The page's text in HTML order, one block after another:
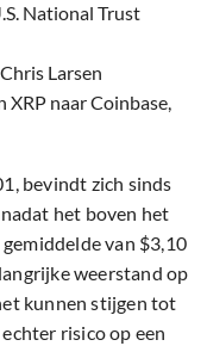
National Trust
Larsen
naar Coinbase,
bevindt zich sinds
het boven het
van $3,10
weerstand op
kunnen stijgen tot
risico op een